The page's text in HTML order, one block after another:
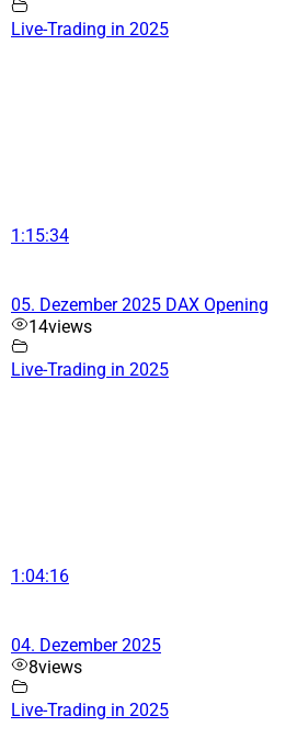
Live-Trading in 2025
1:15:34
05. Dezember 2025 DAX Opening
14views
Live-Trading in 2025
1:04:16
04. Dezember 2025
8views
Live-Trading in 2025